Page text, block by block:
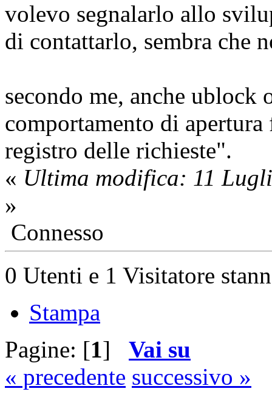
volevo segnalarlo allo
di contattarlo, sembra che
secondo me, anche ublock
comportamento di
registro delle richieste".
« Ultima modifica: 11
»
Connesso
0 Utenti e 1 Visitatore
Stampa
Pagine: [1] Vai su
« precedente successivo »